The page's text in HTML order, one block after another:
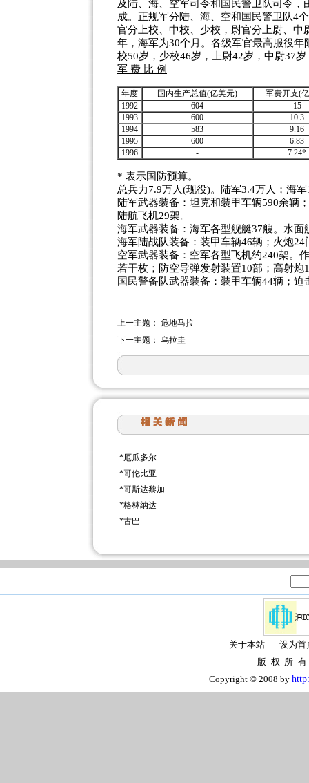
及陆、海、空军司令和国民警卫队司令
成。正规军分陆、海、空和国民警卫队4
官分上校、中校、少校，尉官分上尉、
年，海军为30个月。各级军官最高服役
校50岁，少校46岁，上尉42岁，中尉37
军 费 比 例
年度 国内生产总值(亿美元)
军费开支(
1992
604
15
1993
600
10.3
1994
583
9.16
1995
600
6.83
1996
- 7.24*
* 表示国防预算。
总兵力7.9万人(现役)。陆军3.4万人；海
陆军武器装备：坦克和装甲车辆590余辆
陆航飞机29架。
海军武器装备：海军各型舰艇37艘。水
海军陆战队装备：装甲车辆46辆；火炮
空军武器装备：空军各型飞机约240架。
若干枚；防空导弹发射装置10部；高射炮
国民警备队武器装备：装甲车辆44辆；
上一主题： 危地马拉
下一主题： 乌拉圭
*厄瓜多尔
*哥伦比亚
*哥斯达黎加
*格林纳达
*古巴